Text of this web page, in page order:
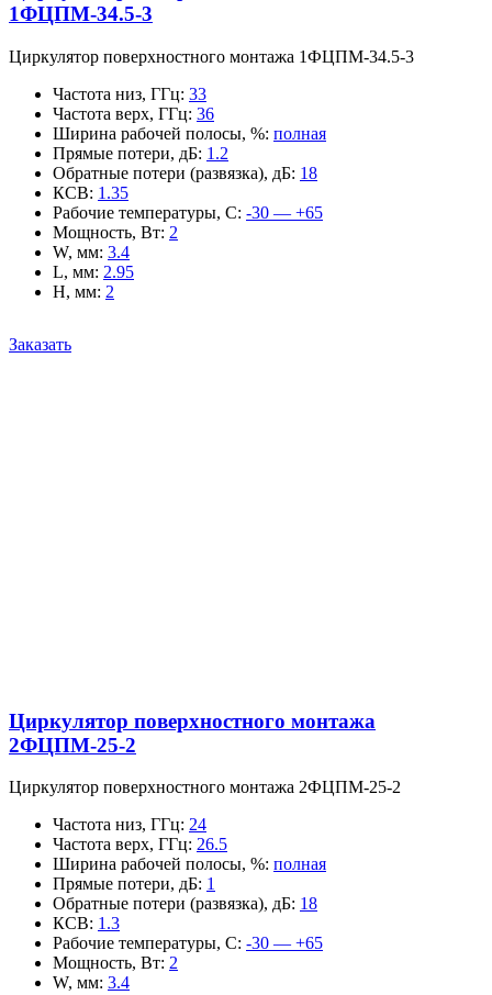
1ФЦПМ-34.5-3
Циркулятор поверхностного монтажа 1ФЦПМ-34.5-3
Частота низ, ГГц: 33
Частота верх, ГГц: 36
Ширина рабочей полосы, %: полная
Прямые потери, дБ: 1.2
Обратные потери (развязка), дБ: 18
КСВ: 1.35
Рабочие температуры, С: -30 — +65
Мощность, Вт: 2
W, мм: 3.4
L, мм: 2.95
H, мм: 2
Заказать
Циркулятор поверхностного монтажа
2ФЦПМ-25-2
Циркулятор поверхностного монтажа 2ФЦПМ-25-2
Частота низ, ГГц: 24
Частота верх, ГГц: 26.5
Ширина рабочей полосы, %: полная
Прямые потери, дБ: 1
Обратные потери (развязка), дБ: 18
КСВ: 1.3
Рабочие температуры, С: -30 — +65
Мощность, Вт: 2
W, мм: 3.4